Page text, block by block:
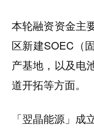
本轮融资资金主
区新建SOEC（
产基地，以及电
道开拓等方面。
「翌晶能源」成